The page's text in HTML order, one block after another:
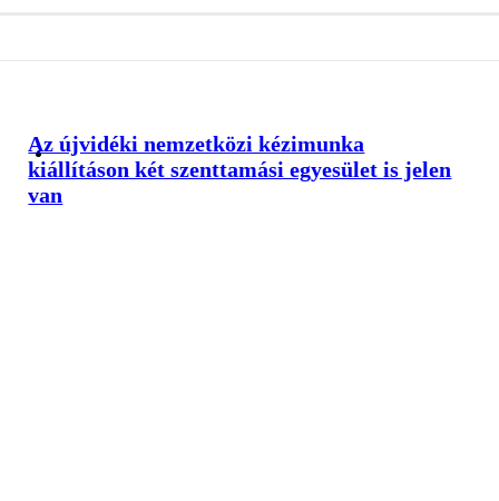
Az újvidéki nemzetközi kézimunka
kiállításon két szenttamási egyesület is jelen
van